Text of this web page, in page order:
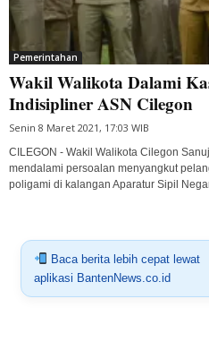
Pemerintahan
Wakil Walikota Dalami
Indisipliner ASN Cilegon
Senin 8 Maret 2021, 17:03 WIB
CILEGON - Wakil Walikota Cilegon
mendalami persoalan menyangkut
poligami di kalangan Aparatur Sipil
Baca berita lebih cepat lewat
aplikasi BantenNews.co.id